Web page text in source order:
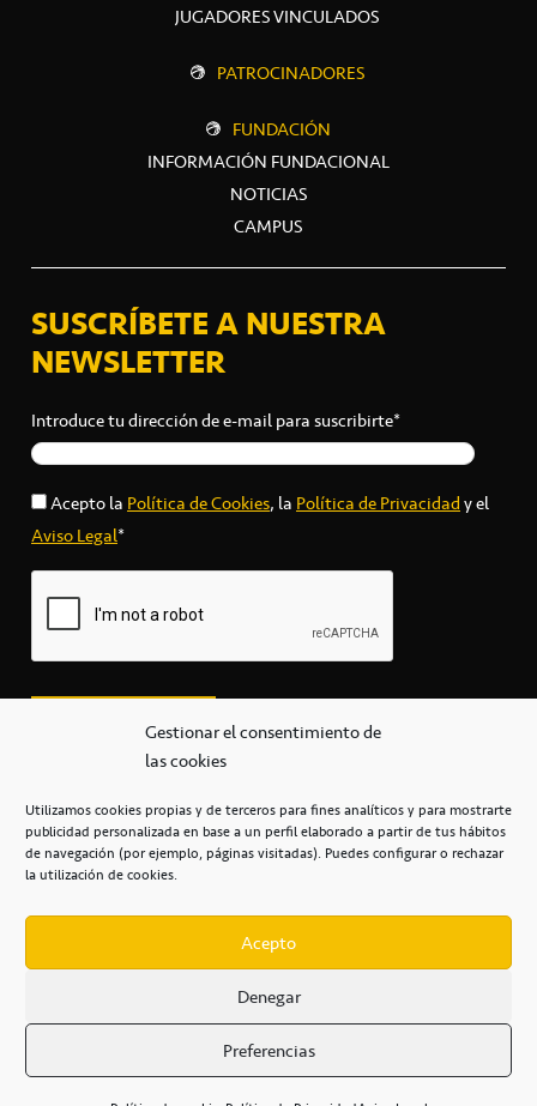
Gestionar el consentimiento de
las cookies
Utilizamos cookies propias y de terceros para fines analíticos y para mostrarte
publicidad personalizada en base a un perfil elaborado a partir de tus hábitos
de navegación (por ejemplo, páginas visitadas). Puedes configurar o rechazar
la utilización de cookies.
Acepto
Denegar
Preferencias
JUGADORES VINCULADOS
PATROCINADORES
FUNDACIÓN
INFORMACIÓN FUNDACIONAL
NOTICIAS
CAMPUS
SUSCRÍBETE A NUESTRA
NEWSLETTER
Introduce tu dirección de e-mail para suscribirte*
Acepto laPolítica de Cookies, laPolítica de Privacidady el
Aviso Legal*
secretaria@cbcanarias.es
+34 922 253 684
Casa del Deporte / 38108 – La Laguna
POLÍTICA DE PRIVACIDAD / POLÍTICA DE COOKIES /
AVISO LEGAL / CONDICIONES